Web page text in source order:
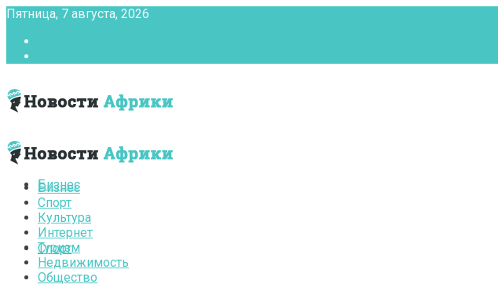
Пятница, 7 августа, 2026
Бизнес
Спорт
Бизнес
Спорт
Культура
Интернет
Туризм
Недвижимость
Общество